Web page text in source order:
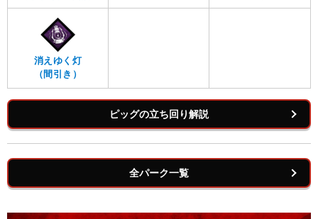
消えゆく灯
（間引き）
ピッグの立ち回り解説
全パーク一覧